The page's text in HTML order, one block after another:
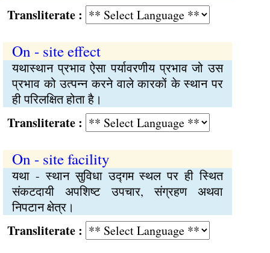
:
On - site effect
यथास्थान प्रभाव ऐसा पर्यावरणीय प्रभाव जो उस
प्रभाव को उत्पन्‍न करने वाले कारकों के स्थान पर
ही परिलक्षित होता है।
:
On - site facility
यथा - स्थान सुविधा उद्‍गम स्थल पर ही स्थित
संकटदायी अपशिष्‍ट उपचार, संग्रहण अथवा
निपटान क्षेत्र।
: